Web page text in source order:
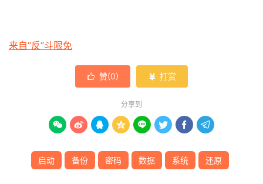
来自“反”斗限免
 赞(0)  打赏
分享到
       
启动 备份 密码 数据 系统 还原